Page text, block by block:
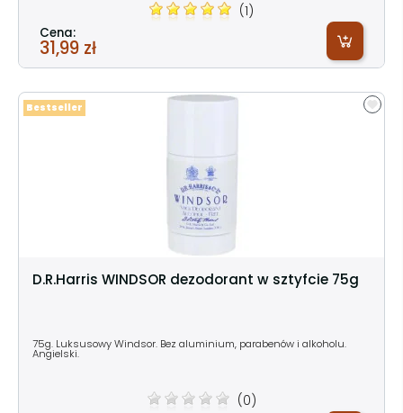
(1)
Cena:
31,99 zł
D.R.Harris WINDSOR dezodorant w sztyfcie 75g
75g. Luksusowy Windsor. Bez aluminium, parabenów i alkoholu.
Angielski.
(0)
Bestseller